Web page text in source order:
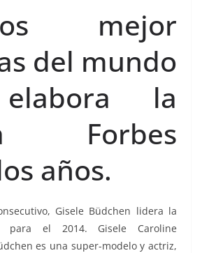
mejor
del mundo
la
Forbes
años.
Gisele Büdchen lidera la
para el 2014. Gisele Caroline
es una super-modelo y actriz,